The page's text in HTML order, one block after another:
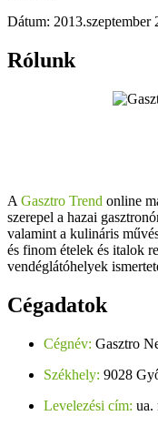
Dátum: 2013.szeptember
Rólunk
A Gasztro Trend online
szerepel a hazai
valamint a kulináris
és finom ételek és italok
vendéglátóhelyek
Cégadatok
Cégnév: Gasztro
Székhely: 9028
Levelezési cím: ua.